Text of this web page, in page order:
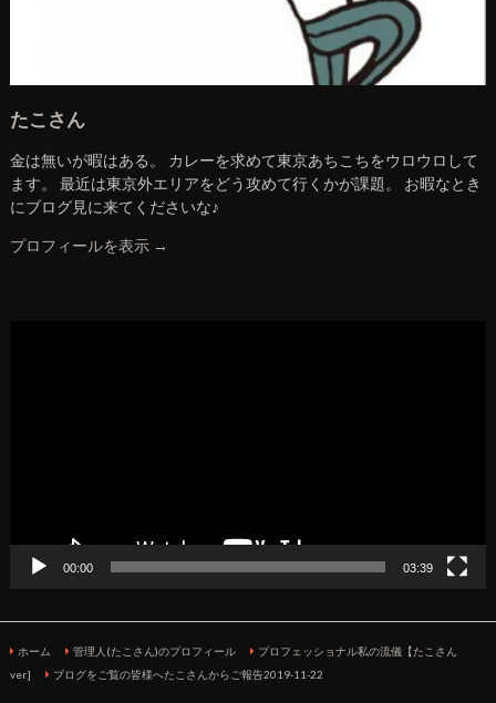
たこさん
金は無いが暇はある。 カレーを求めて東京あちこちをウロウロして
ます。 最近は東京外エリアをどう攻めて行くかが課題。 お暇なとき
にブログ見に来てくださいな♪
プロフィールを表示 →
00:00 03:39
ホーム 管理人(たこさん)のプロフィール
プロフェッショナル私の流儀【たこさん
ver.]
ブログをご覧の皆様へたこさんからご報告2019-11-22